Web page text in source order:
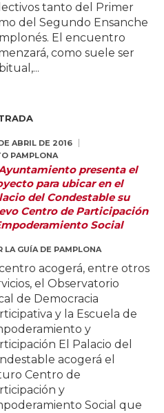
tanto del Primer
del Segundo Ensanche
El encuentro
como suele ser
ABRIL DE 2016
PAMPLONA
presenta el
para ubicar en el
del Condestable su
Centro de Participación
Social
LA GUÍA DE PAMPLONA
acogerá, entre otros
el Observatorio
de Democracia
y la Escuela de
y
El Palacio del
acogerá el
Centro de
y
Social que